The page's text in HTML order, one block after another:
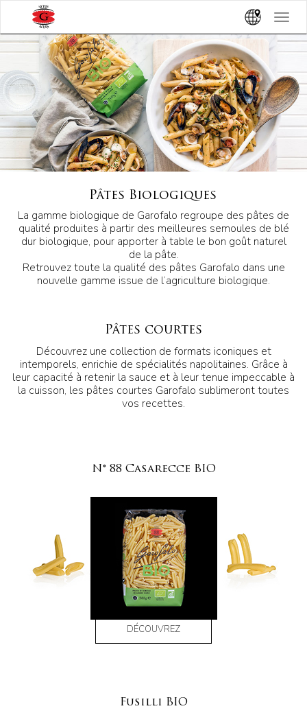
Toggle
Pâtes Biologiques
La gamme biologique de Garofalo regroupe des pâtes de
qualité produites à partir des meilleures semoules de blé
dur biologique, pour apporter à table le bon goût naturel
de la pâte.
Retrouvez toute la qualité des pâtes Garofalo dans une
nouvelle gamme issue de l’agriculture biologique.
Pâtes courtes
Découvrez une collection de formats iconiques et
intemporels, enrichie de spécialités napolitaines. Grâce à
leur capacité à retenir la sauce et à leur tenue impeccable à
la cuisson, les pâtes courtes Garofalo sublimeront toutes
vos recettes.
N° 88 Casarecce BIO
DÉCOUVREZ
Fusilli BIO